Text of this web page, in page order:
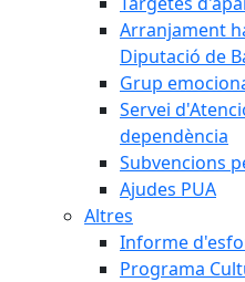
Arranjament
Diputació de
Grup
Servei
dependència
Subvencions
Ajudes PUA
Altres
Informe
Programa